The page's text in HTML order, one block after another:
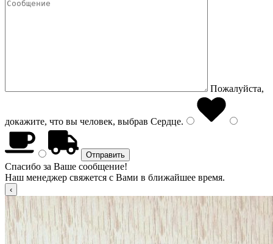
Пожалуйста,
докажите, что вы человек, выбрав Сердце.
Спасибо за Ваше сообщение!
Наш менеджер свяжется с Вами в ближайшее время.